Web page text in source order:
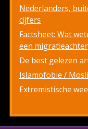
Nederlanders,
cijfers
Factsheet: Wat
een
De best gelezen
Islamofobie /
Extremistische